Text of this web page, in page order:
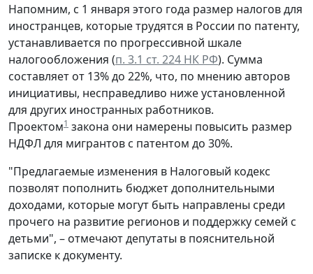
Напомним, с 1 января этого года размер налогов для
иностранцев, которые трудятся в России по патенту,
устанавливается по прогрессивной шкале
налогообложения (п. 3.1 ст. 224 НК РФ). Сумма
составляет от 13% до 22%, что, по мнению авторов
инициативы, несправедливо ниже установленной
для других иностранных работников.
Проектом1 закона они намерены повысить размер
НДФЛ для мигрантов с патентом до 30%.
"Предлагаемые изменения в Налоговый кодекс
позволят пополнить бюджет дополнительными
доходами, которые могут быть направлены среди
прочего на развитие регионов и поддержку семей с
детьми", – отмечают депутаты в пояснительной
записке к документу.